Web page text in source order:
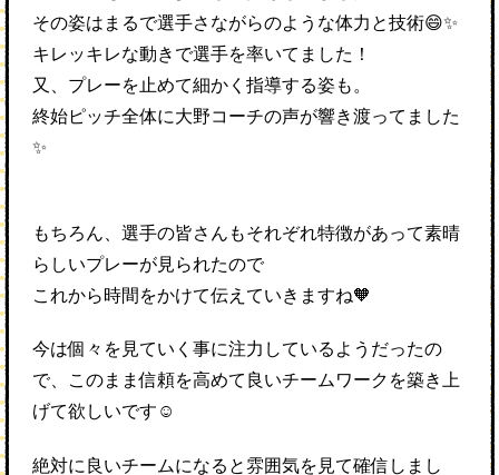
その姿はまるで選手さながらのような体力と技術😄✨
キレッキレな動きで選手を率いてました！
又、プレーを止めて細かく指導する姿も。
終始ピッチ全体に大野コーチの声が響き渡ってました
✨
もちろん、選手の皆さんもそれぞれ特徴があって素晴
らしいプレーが見られたので
これから時間をかけて伝えていきますね🧡
今は個々を見ていく事に注力しているようだったの
で、このまま信頼を高めて良いチームワークを築き上
げて欲しいです☺️
絶対に良いチームになると雰囲気を見て確信しまし